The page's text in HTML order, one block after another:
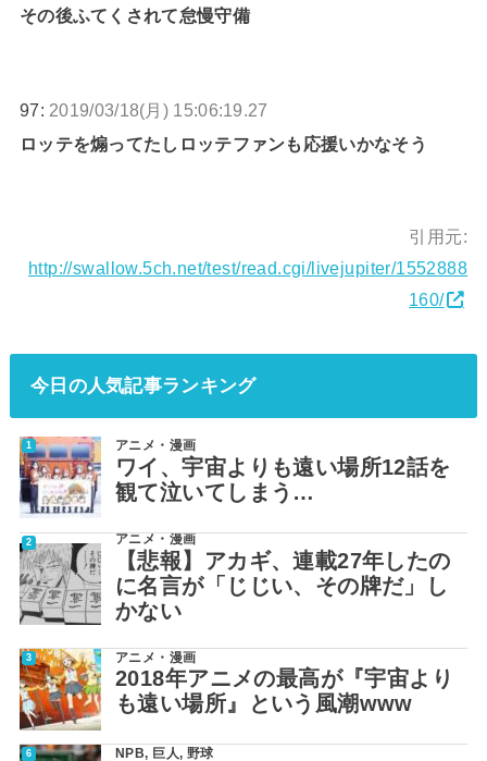
その後ふてくされて怠慢守備
97: 2019/03/18(月) 15:06:19.27
ロッテを煽ってたしロッテファンも応援いかなそう
引用元:
http://swallow.5ch.net/test/read.cgi/livejupiter/1552888
160/
今日の人気記事ランキング
アニメ・漫画
ワイ、宇宙よりも遠い場所12話を
観て泣いてしまう…
アニメ・漫画
【悲報】アカギ、連載27年したの
に名言が「じじい、その牌だ」し
かない
アニメ・漫画
2018年アニメの最高が『宇宙より
も遠い場所』という風潮www
NPB, 巨人, 野球